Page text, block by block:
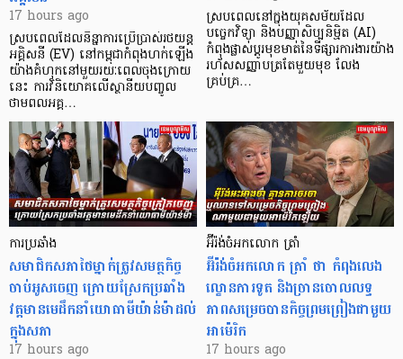
17 hours ago
ស្របពេលដែលនិន្នាការប្រើប្រាស់រថយន្ត
អគ្គិសនី (EV) នៅកម្ពុជាកំពុងហក់ឡើង
យ៉ាងគំហុកនៅមួយរយៈពេលចុងក្រោយ
នេះ ការវិនិយោគលើស្ថានីយបញ្ចូល
ថាមពលអគ្គ…
ស្របពេលនៅក្នុងយុគសម័យដែល
បច្ចេកវិទ្យា និងបញ្ញាសិប្បនិម្មិត (AI)
កំពុងផ្លាស់ប្តូរមុខមាត់នៃទីផ្សារការងារយ៉ាង
រហ័សសញ្ញាបត្រតែមួយមុខ លែង
គ្រប់គ្រ…
ការប្រឆាំង
សមាជិកសភាថៃម្នាក់ត្រូវសមត្ថកិច្ច
ចាប់អូសចេញ ក្រោយស្រែកប្រឆាំង
វត្តមានមេដឹកនាំយោធាមីយ៉ាន់ម៉ាដល់
ក្នុងសភា
17 hours ago
អ៊ីរ៉ង់ចំអកលោក ត្រាំ
អ៊ីរ៉ង់ចំអកលោក ត្រាំ ថា កំពុងលេង
ល្ខោនការទូត និងច្រានចោលលទ្ធ
ភាពសម្រេចបានកិច្ចព្រមព្រៀងជាមួយ
អាម៉េរិក
17 hours ago